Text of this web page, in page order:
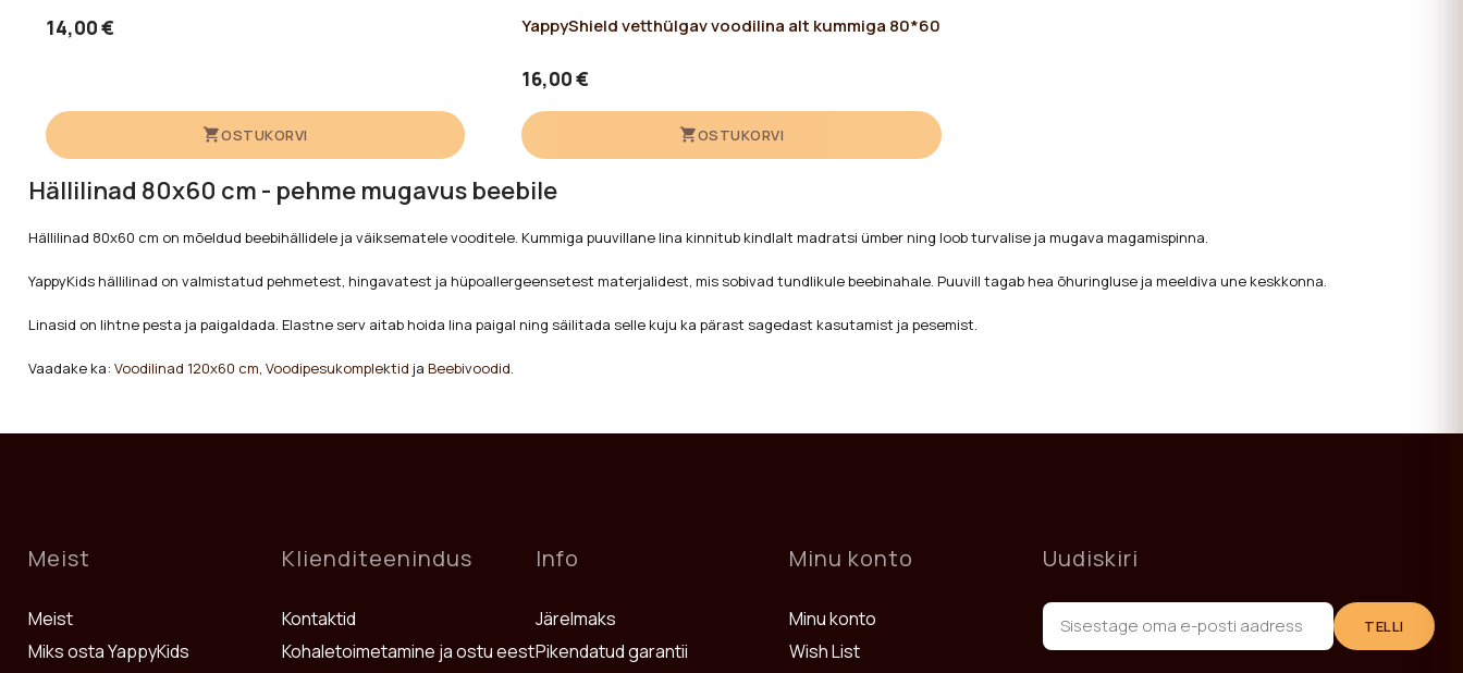
14,00 €
OSTUKORVI
YappyShield vetthülgav voodilina alt kummiga 80*60
16,00 €
OSTUKORVI
Hällilinad 80x60 cm - pehme mugavus beebile
Hällilinad 80x60 cm on mõeldud beebihällidele ja väiksematele vooditele. Kummiga puuvillane lina kinnitub kindlalt madratsi ümber ning loob turvalise ja mugava magamispinna.
YappyKids hällilinad on valmistatud pehmetest, hingavatest ja hüpoallergeensetest materjalidest, mis sobivad tundlikule beebinahale. Puuvill tagab hea õhuringluse ja meeldiva une keskkonna.
Linasid on lihtne pesta ja paigaldada. Elastne serv aitab hoida lina paigal ning säilitada selle kuju ka pärast sagedast kasutamist ja pesemist.
Vaadake ka: Voodilinad 120x60 cm, Voodipesukomplektid ja Beebivoodid.
Meist
Meist
Miks osta YappyKids
Klienditeenindus
Kontaktid
Kohaletoimetamine ja ostu eest
Info
Järelmaks
Pikendatud garantii
Minu konto
Minu konto
Wish List
Uudiskiri
TELLI